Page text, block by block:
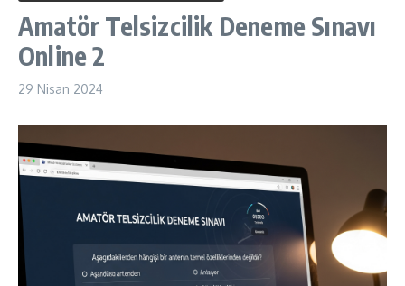
Amatör Telsizcilik Deneme Sınavı
Online 2
29 Nisan 2024